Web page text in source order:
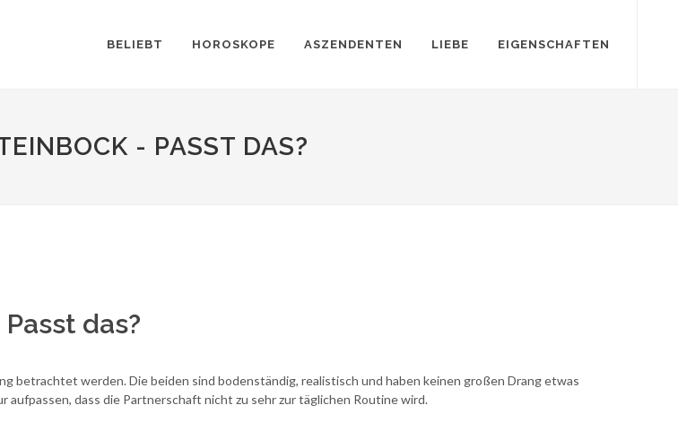
BELIEBT HOROSKOPE ASZENDENTEN LIEBE EIGENSCHAFTEN
- PASST DAS?
das?
betrachtet werden. Die beiden sind bodenständig, realistisch und haben keinen großen Drang etwas
aufpassen, dass die Partnerschaft nicht zu sehr zur täglichen Routine wird.